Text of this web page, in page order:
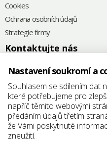
Cookies
Ochrana osobních údajů
Strategie firmy
Kontaktujte nás
+420575 571 000
@
elkoplast@elkoplast.cz
Štefánikova 2664
760 01 Zlín
IČ: 25347942
DIČ: CZ25347942
Nastavení soukromí a
Souhlasem se sdílením dat
které potřebujeme pro
napříč těmito webovými
předáním údajů třetím
že Vámi poskytnuté
zneužití.